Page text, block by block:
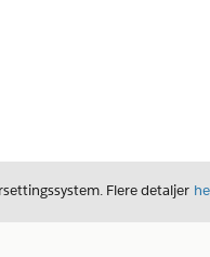
Flere detaljer